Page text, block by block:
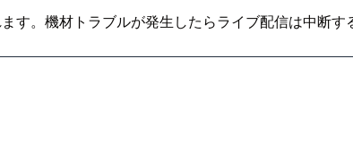
す。機材トラブルが発生したらライブ配信は中断